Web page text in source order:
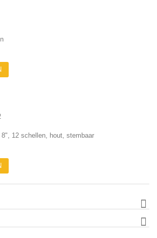
12 schellen, hout, stembaar